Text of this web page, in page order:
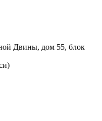
Двины, дом 55, блок